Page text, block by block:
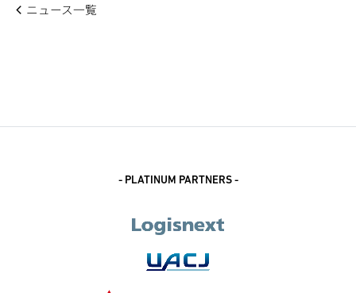
ニュース一覧
- PLATINUM PARTNERS -